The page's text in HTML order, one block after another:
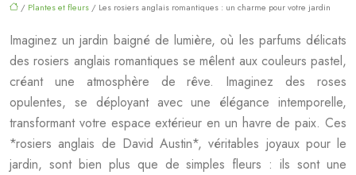
/ Plantes et fleurs / Les rosiers anglais romantiques : un charme pour votre jardin
Imaginez un jardin baigné de lumière, où les parfums délicats
des rosiers anglais romantiques se mêlent aux couleurs pastel,
créant une atmosphère de rêve. Imaginez des roses
opulentes, se déployant avec une élégance intemporelle,
transformant votre espace extérieur en un havre de paix. Ces
*rosiers anglais de David Austin*, véritables joyaux pour le
jardin, sont bien plus que de simples fleurs : ils sont une